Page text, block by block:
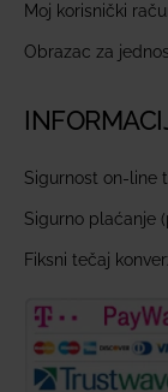
Moj korisnički
Obrazac za
Sigurnost on-line
Sigurno plaćanje
Fiksni tečaj